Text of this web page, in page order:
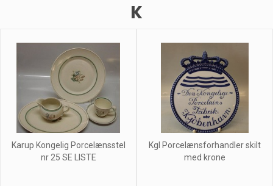
K
Karup Kongelig Porcelænsstel
nr 25 SE LISTE
Kgl Porcelænsforhandler skilt
med krone